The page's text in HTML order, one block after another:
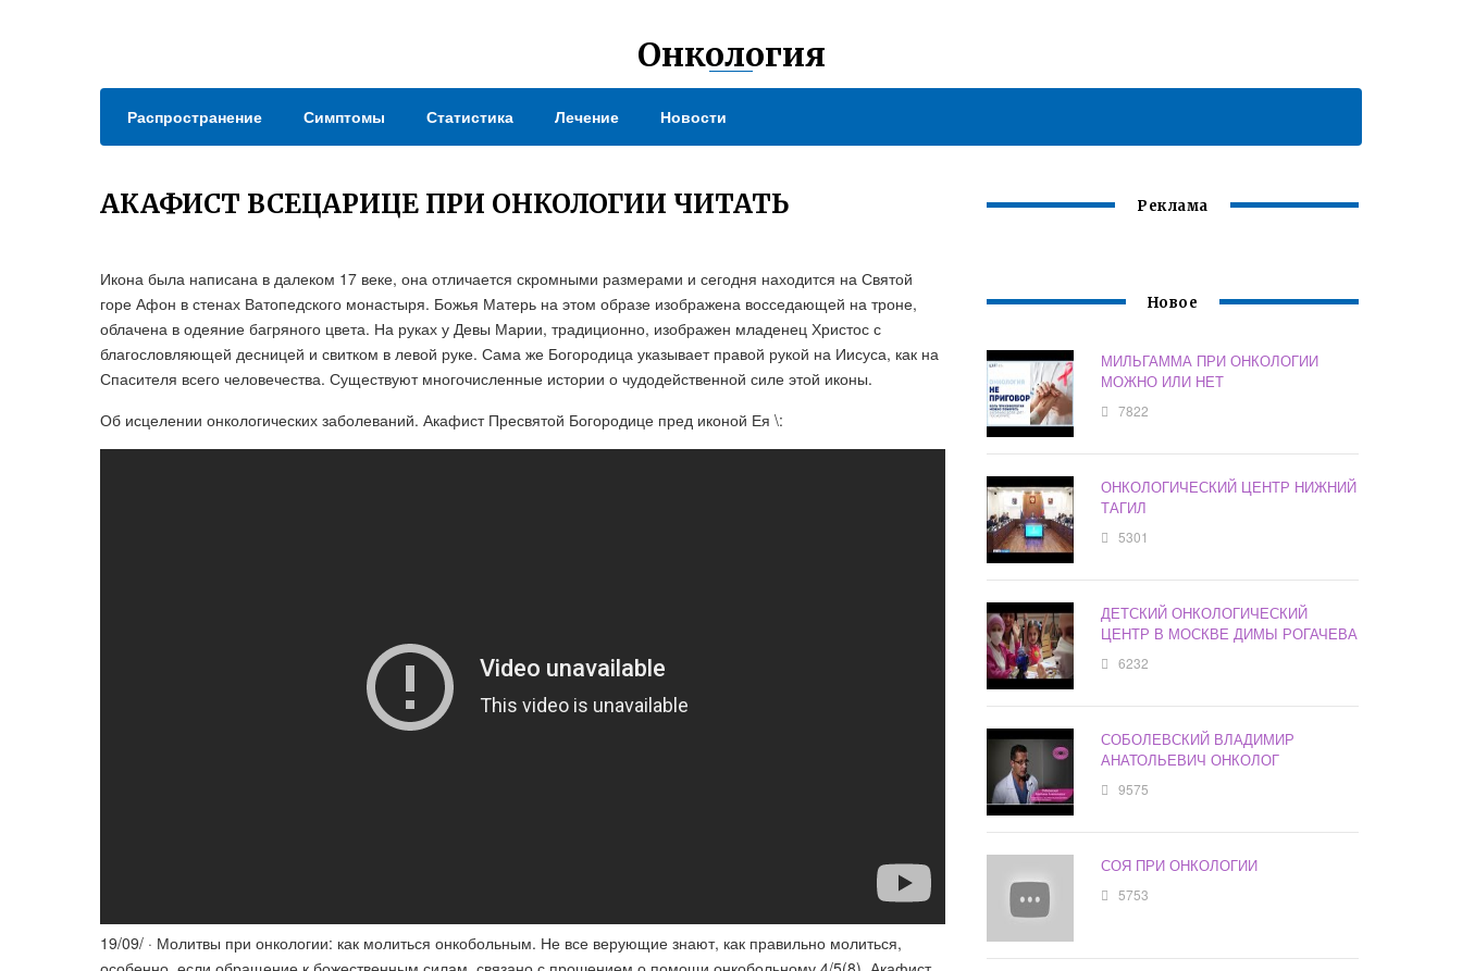
Онкология
Распространение Симптомы Статистика Лечение Новости
АКАФИСТ ВСЕЦАРИЦЕ ПРИ ОНКОЛОГИИ ЧИТАТЬ
Икона была написана в далеком 17 веке, она отличается скромными размерами и сегодня находится на Святой
горе Афон в стенах Ватопедского монастыря. Божья Матерь на этом образе изображена восседающей на троне,
облачена в одеяние багряного цвета. На руках у Девы Марии, традиционно, изображен младенец Христос с
благословляющей десницей и свитком в левой руке. Сама же Богородица указывает правой рукой на Иисуса, как на
Спасителя всего человечества. Существуют многочисленные истории о чудодейственной силе этой иконы.
Об исцелении онкологических заболеваний. Акафист Пресвятой Богородице пред иконой Ея \:
19/09/ · Молитвы при онкологии: как молиться онкобольным. Не все верующие знают, как правильно молиться,
Реклама
Новое
МИЛЬГАММА ПРИ ОНКОЛОГИИ
МОЖНО ИЛИ НЕТ
7822
ОНКОЛОГИЧЕСКИЙ ЦЕНТР НИЖНИЙ
ТАГИЛ
5301
ДЕТСКИЙ ОНКОЛОГИЧЕСКИЙ
ЦЕНТР В МОСКВЕ ДИМЫ РОГАЧЕВА
6232
СОБОЛЕВСКИЙ ВЛАДИМИР
АНАТОЛЬЕВИЧ ОНКОЛОГ
9575
СОЯ ПРИ ОНКОЛОГИИ
5753